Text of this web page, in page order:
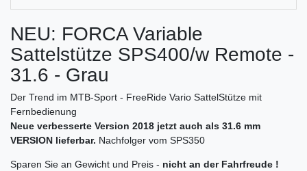
NEU: FORCA Variable
Sattelstütze SPS400/w Remote -
31.6 - Grau
Der Trend im MTB-Sport - FreeRide Vario SattelStütze mit
Fernbedienung
Neue verbesserte Version 2018 jetzt auch als 31.6 mm
VERSION lieferbar. Nachfolger vom SPS350
Sparen Sie an Gewicht und Preis - nicht an der Fahrfreude !